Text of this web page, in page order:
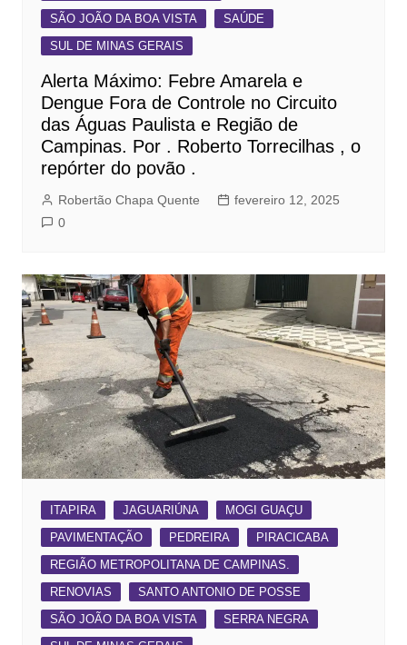
SÃO JOÃO DA BOA VISTA
SAÚDE
SUL DE MINAS GERAIS
Alerta Máximo: Febre Amarela e
Dengue Fora de Controle no Circuito
das Águas Paulista e Região de
Campinas. Por . Roberto Torrecilhas , o
repórter do povão .
Robertão Chapa Quente
fevereiro 12, 2025
0
ITAPIRA JAGUARIÚNA
MOGI GUAÇU
PAVIMENTAÇÃO
PEDREIRA
PIRACICABA
REGIÃO METROPOLITANA DE CAMPINAS.
RENOVIAS
SANTO ANTONIO DE POSSE
SÃO JOÃO DA BOA VISTA
SERRA NEGRA